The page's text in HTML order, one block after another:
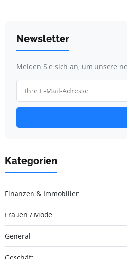
Newsletter
Melden Sie sich an, um unsere
Kategorien
Finanzen & Immobilien
Frauen / Mode
General